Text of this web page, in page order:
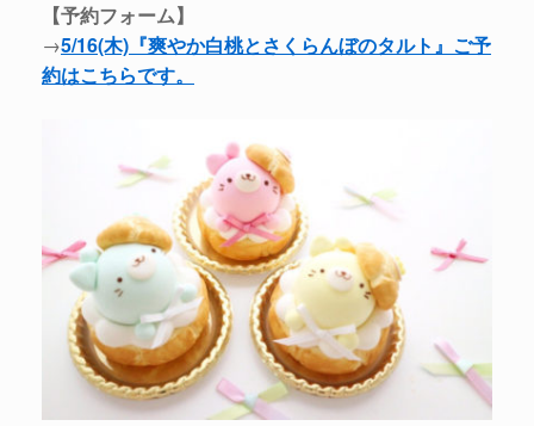
【予約フォーム】
→5/16(木)『爽やか白桃とさくらんぼのタルト』ご予
約はこちらです。